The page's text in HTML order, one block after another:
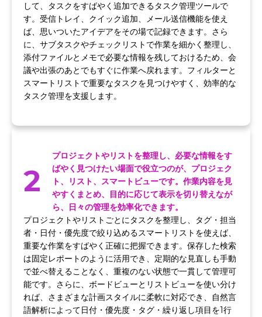
して、タスクをすばやく追加できるタスク管理ツールで
す。受信トレイ、クイック追加、メール送信機能を使え
ば、思いついたアイデアをその場で記録できます。さら
に、サブタスクやチェックリストで作業を細かく整理し、
添付ファイルとメモで必要な情報を残しておけるため、会
議や出張のあとでもすぐに作業へ戻れます。フィルターと
スマートリストで重要なタスクを見つけやすく、効率的な
タスク管理を支援します。
2
プロジェクトやリストを整理し、必要な情報をす
ばやく見つけたい場面で役立つのが、プロジェク
ト、リスト、スマートビューです。作業内容を見
やすくまとめ、目的に応じて表示を切り替えなが
ら、日々の管理を効率化できます。
プロジェクトやリストごとにタスクを整理し、タグ・担当
者・日付・優先度で絞り込めるスマートリストを使えば、
重要な作業をすばやく正確に把握できます。保存した検索
は固定レポートのように活用でき、定期的な見直しも手動
で並べ替えることなく、重複のない状態で一貫して管理可
能です。さらに、ボードビューとリストビューを使い分け
れば、さまざまな計画スタイルに柔軟に対応でき、自然言
語解析によって日付・優先度・タグ・繰り返し項目を1行